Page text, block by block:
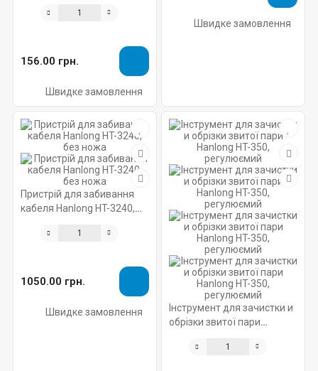
156.00 грн.
Швидке замовлення
Швидке замовлення
Пристрій для забивання
кабеля Hanlong HT-3240,
1050.00 грн.
Швидке замовлення
Інструмент для зачистки и
обрізки звитої пари
регулюємий